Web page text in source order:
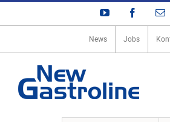
Zum
YouTube Facebook
E-
News Jobs